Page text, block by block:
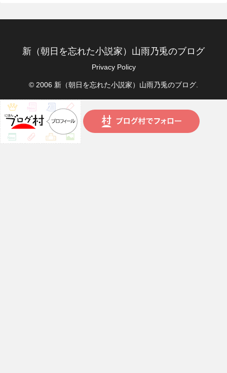
新（朝日を忘れた小説家）山雨乃兎のブログ
Privacy Policy
© 2006 新（朝日を忘れた小説家）山雨乃兎のブログ.